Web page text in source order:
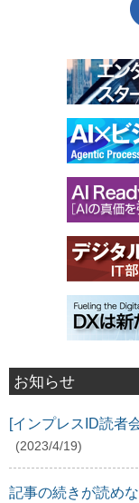
お知らせ
[インプレスID読者
(2023/4/19)
記事の続きが読め